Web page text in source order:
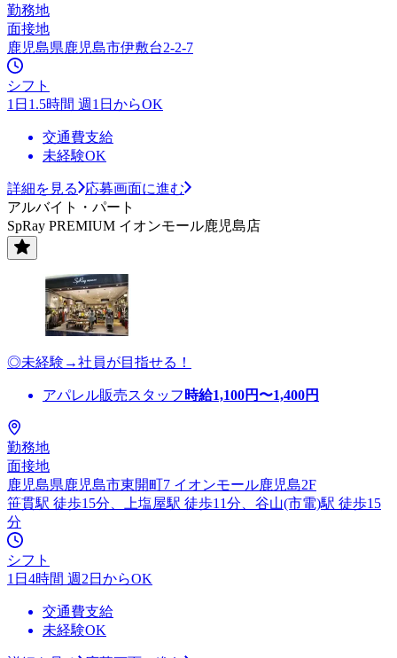
勤務地
面接地
鹿児島県鹿児島市伊敷台2-2-7
シフト
1日1.5時間 週1日からOK
交通費支給
未経験OK
詳細を見る
応募画面に進む
アルバイト・パート
SpRay PREMIUM イオンモール鹿児島店
◎未経験→社員が目指せる！
アパレル販売スタッフ 時給1,100円〜1,400円
勤務地
面接地
鹿児島県鹿児島市東開町7 イオンモール鹿児島2F
笹貫駅 徒歩15分、上塩屋駅 徒歩11分、谷山(市電)駅 徒歩15
分
シフト
1日4時間 週2日からOK
交通費支給
未経験OK